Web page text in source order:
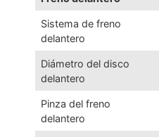
Sistema de freno
delantero
Diámetro del disco
delantero
Pinza del freno
delantero